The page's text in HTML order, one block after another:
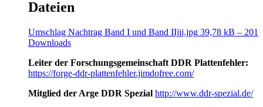
Dateien
Umschlag Nachtrag Band I und Band IIjjj.jpg 39,78 kB – 201
Downloads
Leiter der Forschungsgemeinschaft DDR Plattenfehler:
https://forge-ddr-plattenfehler.jimdofree.com/
Mitglied der Arge DDR Spezial http://www.ddr-spezial.de/